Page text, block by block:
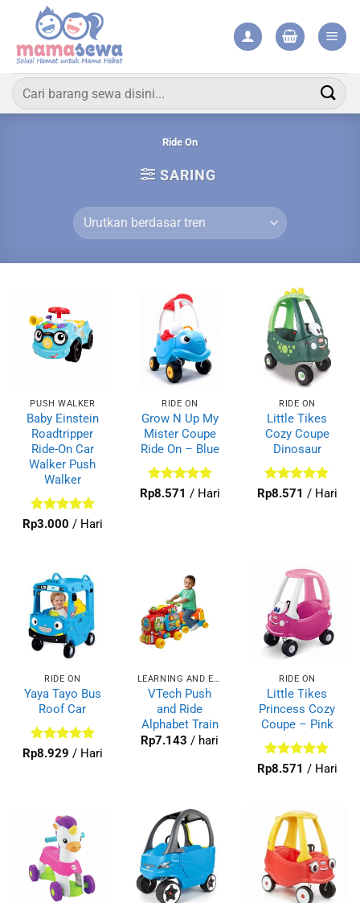
content
Pencarian
untuk:
Ride On
SARING
PUSH WALKER
Baby Einstein
Roadtripper
Ride-On Car
Walker Push
Walker
Dinilai 5
Rp3.000 / Hari
RIDE ON
Grow N Up My
Mister Coupe
Ride On – Blue
Dinilai 5
Rp8.571 / Hari
RIDE ON
Little Tikes
Cozy Coupe
Dinosaur
Dinilai 5
Rp8.571 / Hari
RIDE ON
Yaya Tayo Bus
Roof Car
Dinilai 5
Rp8.929 / Hari
LEARNING AND EDUCATIONAL
VTech Push
and Ride
Alphabet Train
Rp7.143 / hari
RIDE ON
Little Tikes
Princess Cozy
Coupe – Pink
Dinilai 5
Rp8.571 / Hari